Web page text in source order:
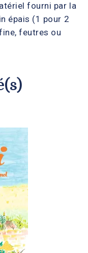
fourni par la
épais (1 pour 2
feutres ou